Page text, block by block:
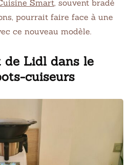
Smart, souvent bradé
pourrait faire face à une
ce nouveau modèle.
de Lidl dans le
cuiseurs